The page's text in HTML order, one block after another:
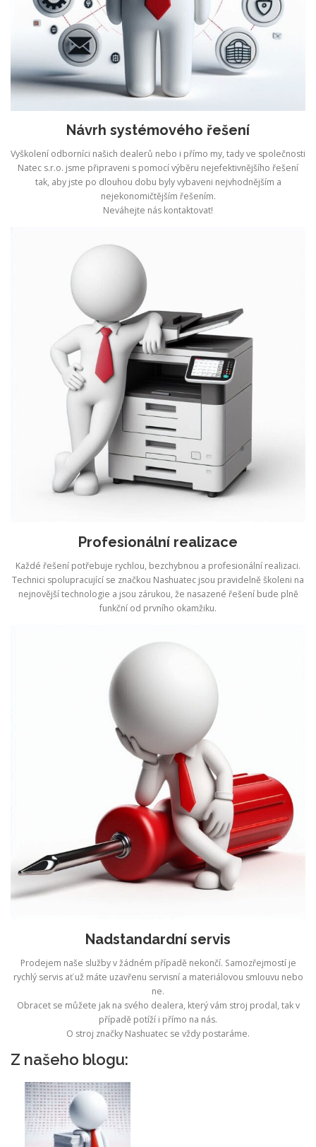
Návrh systémového řešení
Vyškolení odborníci našich dealerů nebo i přímo my, tady ve společnosti
Natec s.r.o. jsme připraveni s pomocí výběru nejefektivnějšího řešení
tak, aby jste po dlouhou dobu byly vybaveni nejvhodnějším a
nejekonomičtějším řešením.
Neváhejte nás kontaktovat!
Profesionální realizace
Každé řešení potřebuje rychlou, bezchybnou a profesionální realizaci.
Technici spolupracující se značkou Nashuatec jsou pravidelně školeni na
nejnovější technologie a jsou zárukou, že nasazené řešení bude plně
funkční od prvního okamžiku.
Nadstandardní servis
Prodejem naše služby v žádném případě nekončí. Samozřejmostí je
rychlý servis ať už máte uzavřenu servisní a materiálovou smlouvu nebo
ne.
Obracet se můžete jak na svého dealera, který vám stroj prodal, tak v
případě potíží i přímo na nás.
O stroj značky Nashuatec se vždy postaráme.
Z našeho blogu: